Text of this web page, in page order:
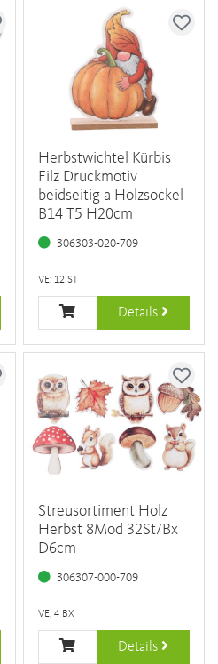
Herbstwichtel Kürbis
Filz Druckmotiv
beidseitig a Holzsockel
B14 T5 H20cm
306303-020-709
VE: 12 ST
Details
Streusortiment Holz
Herbst 8Mod 32St/Bx
D6cm
306307-000-709
VE: 4 BX
Details